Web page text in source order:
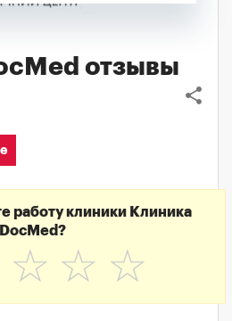
отзывы
share
работу клиники Клиника
DocMed?
☆
☆
☆